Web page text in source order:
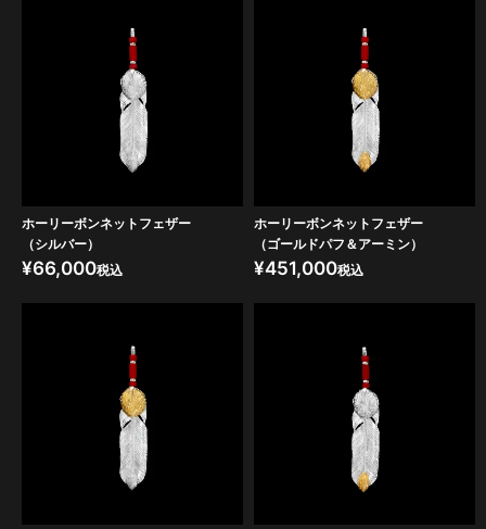
ホーリーボンネットフェザー
（シルバー）
¥66,000税込
ホーリーボンネットフェザー
（ゴールドパフ＆アーミン）
¥451,000税込